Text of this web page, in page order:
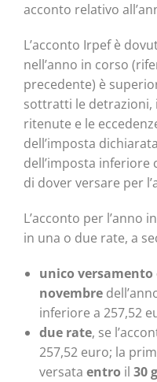
acconto relativo
L’acconto Irpef è
nell’anno in corso
precedente) è
sottratti le detrazioni,
ritenute e le
dell’imposta
dell’imposta
di dover versare per
L’acconto per l’anno
in una o due rate, a
unico versamento
novembre
inferiore a 257,52
due rate, se
257,52 euro; la
versata entro il 30